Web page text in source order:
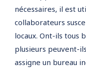
nécessaires, il est
collaborateurs
locaux. Ont-ils tous
plusieurs peuvent-
assigne un bureau